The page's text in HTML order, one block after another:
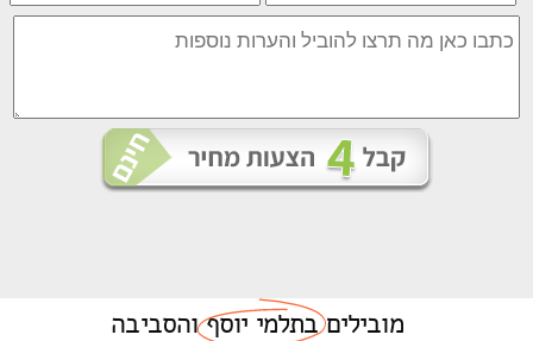
מוביליםבתלמי יוסףוהסביבה